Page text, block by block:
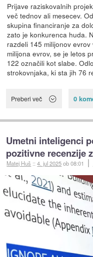
Prijave raziskovalnih
več tednov ali mesecev.
skupina financiranje za
zato je konkurenca huda.
razdeli 145 milijonov
milijona evrov, se je letos
122 označili kot slabe.
strokovnjaka, ki sta jih 76
Preberi več 0
Umetni inteligenci
pozitivne recenzije
Matej Huš ::4. jul 2025ob 08:01